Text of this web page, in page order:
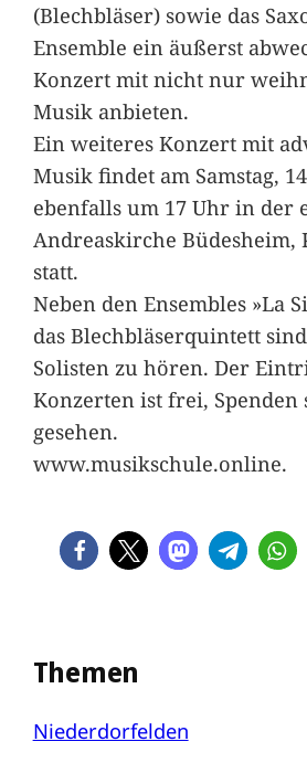
(Blechbläser) sowie das
Ensemble ein äußerst
Konzert mit nicht nur
Musik anbieten.
Ein weiteres Konzert mit
Musik findet am Samstag,
ebenfalls um 17 Uhr in der
Andreaskirche Büdesheim,
statt.
Neben den Ensembles »La
das Blechbläserquintett
Solisten zu hören. Der
Konzerten ist frei, Spenden
gesehen.
www.musikschule.online.
Themen
Niederdorfelden